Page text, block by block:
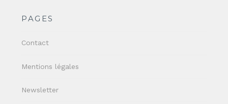
PAGES
Contact
Mentions légales
Newsletter